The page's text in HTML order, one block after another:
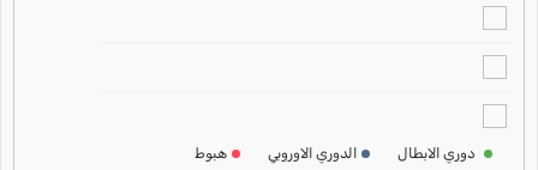
دوري الابطال الدوري الاوروبي هبوط